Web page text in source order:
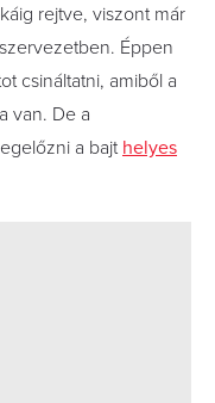
rejtve, viszont már
Éppen
csináltatni, amiből a
van. De a
a bajt helyes